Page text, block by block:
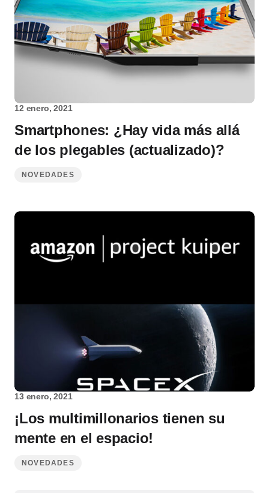
12 enero, 2021
Smartphones: ¿Hay vida más allá
de los plegables (actualizado)?
NOVEDADES
13 enero, 2021
¡Los multimillonarios tienen su
mente en el espacio!
NOVEDADES